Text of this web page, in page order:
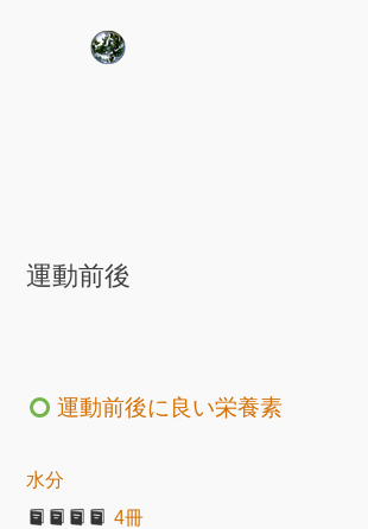
運動前後
運動前後に良い栄養素
水分
4冊